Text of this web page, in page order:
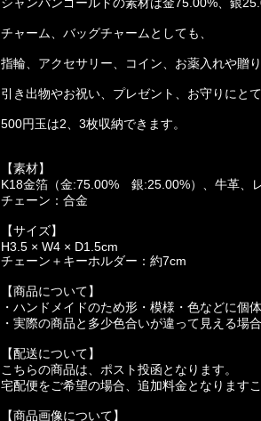
チャーム、バッグチャームとしても、
指輪、アクセサリー、コイン、お薬入れや贈り
引き出物やお祝い、プレゼント、お守りにと
500円玉は2、3枚収納できます。
【素材】
K18金箔（金:75.00% 銀:25.00%）、牛革、
チェーン：合金
【サイズ】
H3.5 × W4 × D1.5cm
チェーン＋キーホルダー：約7cm
【商品について】
・ハンドメイドのため形・模様・色などに個
・実際の商品と多少色合いが違って見える場
【配送について】
こちらの商品は、ポスト投函となります。
宅配便をご希望の場合、追加料金となります
【商品画像について】